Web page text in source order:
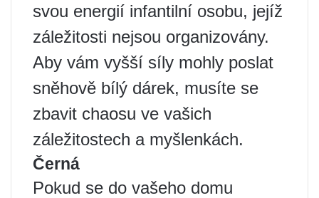
svou energií infantilní osobu, jejíž
záležitosti nejsou organizovány.
Aby vám vyšší síly mohly poslat
sněhově bílý dárek, musíte se
zbavit chaosu ve vašich
záležitostech a myšlenkách.
Černá
Pokud se do vašeho domu